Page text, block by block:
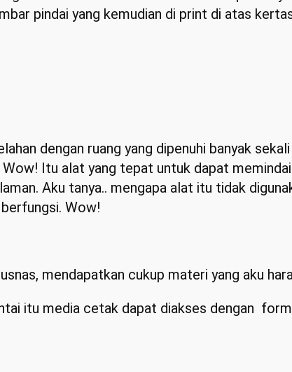
pindai yang kemudian di print di atas
dengan ruang yang dipenuhi banyak sekali
Wow! Itu alat yang tepat untuk dapat
Aku tanya.. mengapa alat itu tidak
Wow!
mendapatkan cukup materi yang aku
itu media cetak dapat diakses dengan